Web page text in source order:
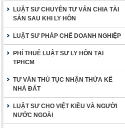
LUẬT SƯ CHUYÊN TƯ VẤN CHIA TÀI
SẢN SAU KHI LY HÔN
LUẬT SƯ PHÁP CHẾ DOANH NGHIỆP
PHÍ THUÊ LUẬT SƯ LY HÔN TẠI
TPHCM
TƯ VẤN THỦ TỤC NHẬN THỪA KẾ
NHÀ ĐẤT
LUẬT SƯ CHO VIỆT KIỀU VÀ NGƯỜI
NƯỚC NGOÀI